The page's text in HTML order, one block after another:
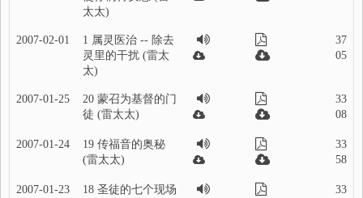
太太)
2007-02-01
1 属灵医治 -- 除去
灵里的干扰 (雷太
太)
37
05
2007-01-25
20 蒙召为基督的门
徒 (雷太太)
33
08
2007-01-24
19 传福音的奥秘
(雷太太)
33
58
2007-01-23
18 圣徒的七个现场
33